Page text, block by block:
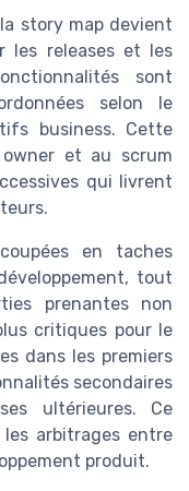
story map devient
les releases et les
sont
selon le
business. Cette
et au scrum
qui livrent
en taches
tout
prenantes non
critiques pour le
dans les premiers
secondaires
ultérieures. Ce
arbitrages entre
produit.